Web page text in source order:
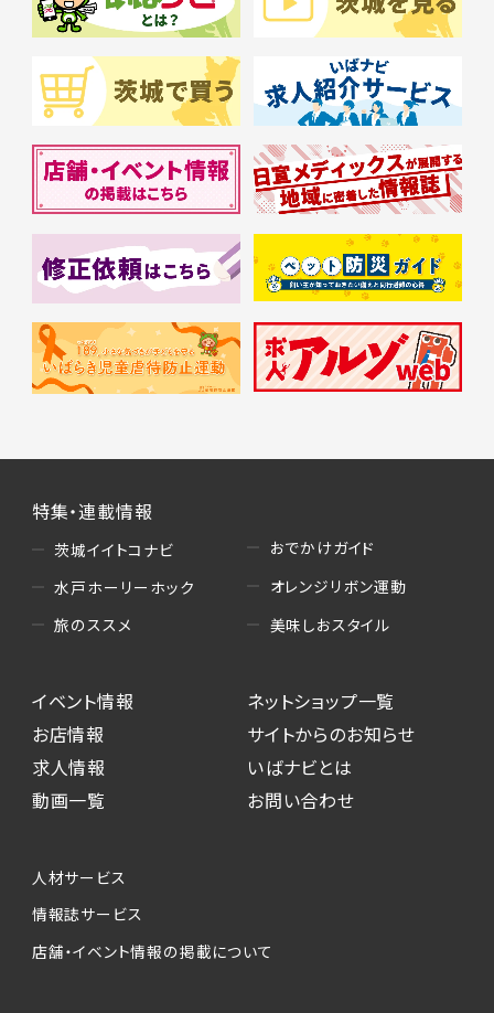
特集・連載情報
茨城イイトコナビ
水戸ホーリーホック
旅のススメ
おでかけガイド
オレンジリボン運動
美味しおスタイル
イベント情報
お店情報
求人情報
動画一覧
ネットショップ一覧
サイトからのお知らせ
いばナビとは
お問い合わせ
人材サービス
情報誌サービス
店舗・イベント情報の掲載について